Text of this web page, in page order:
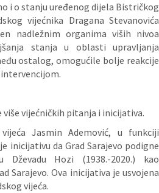
i o stanju uređenog dijela Bistričkog
vijećnika Dragana Stevanovića
nadležnim organima viših nivoa
stanja u oblasti upravljanja
ostalog, omogućile bolje reakcije
više vijećničkih pitanja i inicijativa.
vijeća Jasmin Ademović, u funkciji
inicijativu da Grad Sarajevo podigne
Dževadu Hozi (1938.-2020.) kao
Sarajevo. Ova inicijativa je usvojena
vijeća.